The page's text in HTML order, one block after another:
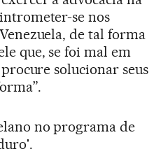
se nos
de tal forma
que, se foi mal em
solucionar seus
no programa de